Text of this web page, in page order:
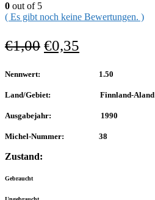
0 out of 5
( Es gibt noch keine Bewertungen. )
€1,00 €0,35
Nennwert: 1.50
Land/Gebiet: Finnland-Aland
Ausgabejahr: 1990
Michel-Nummer: 38
Zustand:
Gebraucht